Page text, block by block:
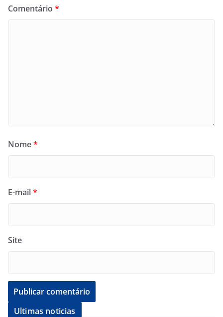
Comentário *
Nome*
E-mail*
Site
Ultimas noticias